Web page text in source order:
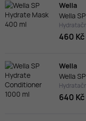
Wella
Wella
460 Kč
Wella
Wella
640 Kč